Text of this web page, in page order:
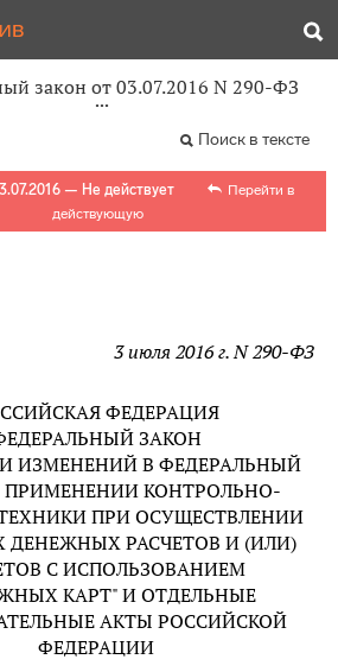
закон от 03.07.2016 N 290-ФЗ
Поиск в тексте
— Не действует
Перейти в
действующую
3 июля 2016 г. N 290-ФЗ
ФЕДЕРАЦИЯ
ЗАКОН
ИЗМЕНЕНИЙ В ФЕДЕРАЛЬНЫЙ
ПРИМЕНЕНИИ КОНТРОЛЬНО-
ПРИ ОСУЩЕСТВЛЕНИИ
РАСЧЕТОВ И (ИЛИ)
С ИСПОЛЬЗОВАНИЕМ
КАРТ" И ОТДЕЛЬНЫЕ
АКТЫ РОССИЙСКОЙ
ФЕДЕРАЦИИ